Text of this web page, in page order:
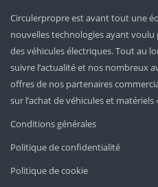
Circulerpropre est avant tout une
nouvelles technologies ayant
des véhicules électriques. Tout au
suivre l’actualité et nos nombreux
offres de nos partenaires
sur l’achat de véhicules et matériels
Conditions générales
Politique de confidentialité
Politique de cookie